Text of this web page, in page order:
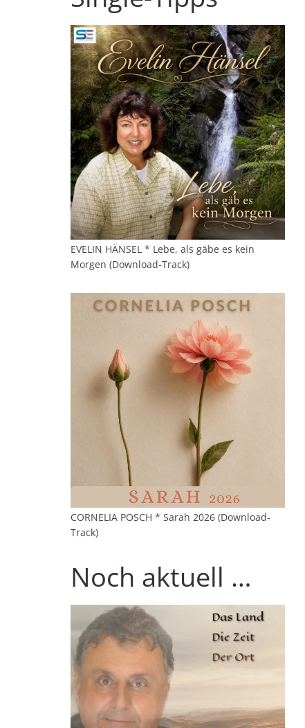
EVELIN HÄNSEL * Lebe, als gäbe es kein
Morgen (Download-Track)
CORNELIA POSCH * Sarah 2026 (Download-
Track)
Noch aktuell …